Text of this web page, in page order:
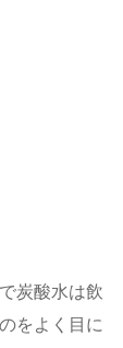
炭酸水は飲
をよく目に